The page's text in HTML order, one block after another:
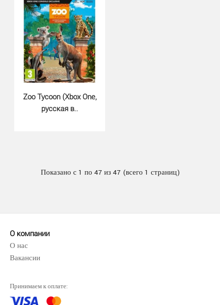
Вся галактика в вашем распоряжении в
Zoo Tycoon (Xbox One,
русская в..
Показано с 1 по 47 из 47 (всего 1 страниц)
О компании
О нас
Вакансии
Принимаем к оплате: